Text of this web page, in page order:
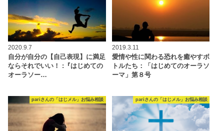
2020.9.7
自分が自分の【自己表現】に満足
ならそれでいい！ :『はじめての
オーラソー…
2019.3.11
愛情や性に関わる恐れを癒やすボ
トルたち：「はじめてのオーラソ
ーマ」第８号
pariさんの「はじメル」お悩み相談 pariさんの「はじメル」お悩み相談